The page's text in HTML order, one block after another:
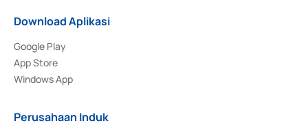
Download Aplikasi
Google Play
App Store
Windows App
Perusahaan Induk